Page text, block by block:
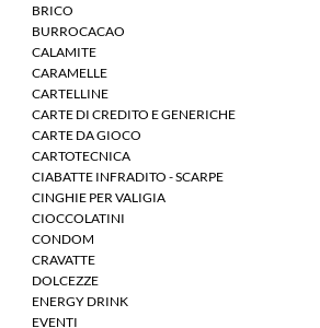
BRICO
BURROCACAO
CALAMITE
CARAMELLE
CARTELLINE
CARTE DI CREDITO E GENERICHE
CARTE DA GIOCO
CARTOTECNICA
CIABATTE INFRADITO - SCARPE
CINGHIE PER VALIGIA
CIOCCOLATINI
CONDOM
CRAVATTE
DOLCEZZE
ENERGY DRINK
EVENTI